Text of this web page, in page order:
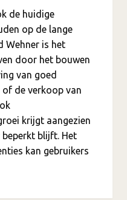
de huidige
op de lange
Wehner is het
door het bouwen
van goed
of de verkoop van
krijgt aangezien
beperkt blijft. Het
kan gebruikers